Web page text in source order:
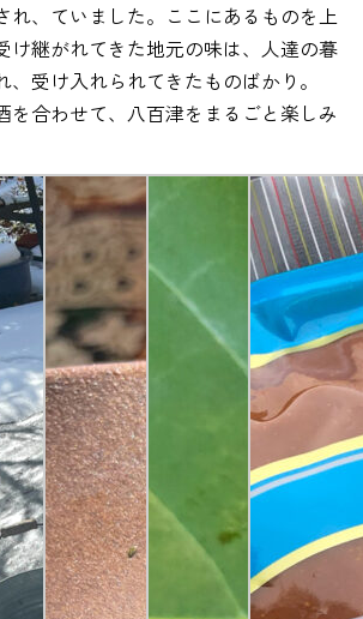
れ、ていました。ここにあるものを上
け継がれてきた地元の味は、人達の暮
、受け入れられてきたものばかり。
を合わせて、八百津をまるごと楽しみ